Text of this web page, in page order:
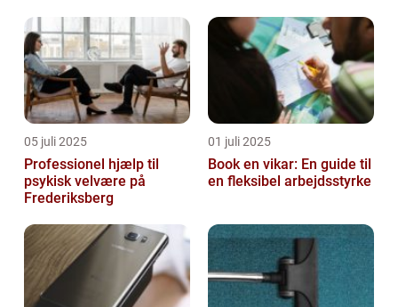
05 juli 2025
Professionel hjælp til
psykisk velvære på
Frederiksberg
01 juli 2025
Book en vikar: En guide til
en fleksibel arbejdsstyrke